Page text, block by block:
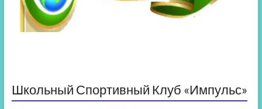
Школьный Спортивный Клуб «Импульс»